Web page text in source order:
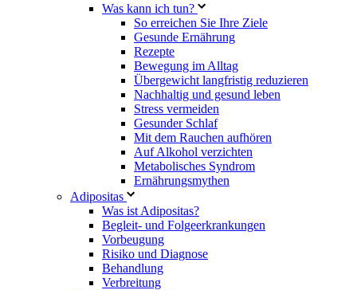
Was kann ich tun?
So erreichen Sie Ihre Ziele
Gesunde Ernährung
Rezepte
Bewegung im Alltag
Übergewicht langfristig reduzieren
Nachhaltig und gesund leben
Stress vermeiden
Gesunder Schlaf
Mit dem Rauchen aufhören
Auf Alkohol verzichten
Metabolisches Syndrom
Ernährungsmythen
Adipositas
Was ist Adipositas?
Begleit- und Folgeerkrankungen
Vorbeugung
Risiko und Diagnose
Behandlung
Verbreitung